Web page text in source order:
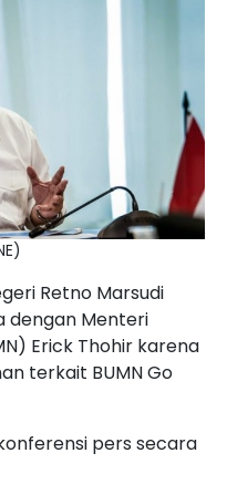
Retno Marsudi
dengan Menteri
Erick Thohir karena
terkait BUMN Go
pers secara